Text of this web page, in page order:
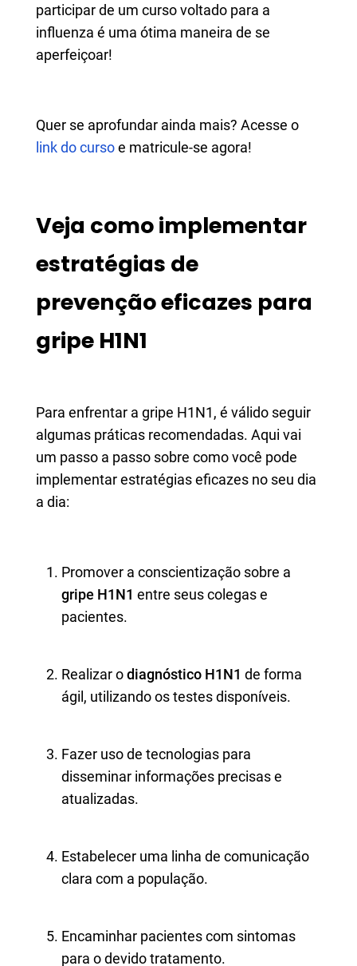
participar de um curso voltado para a
influenza é uma ótima maneira de se
aperfeiçoar!
Quer se aprofundar ainda mais? Acesse o
link do cursoe matricule-se agora!
Veja como implementar
estratégias de
prevenção eficazes para
gripe H1N1
Para enfrentar a gripe H1N1, é válido seguir
algumas práticas recomendadas. Aqui vai
um passo a passo sobre como você pode
implementar estratégias eficazes no seu dia
a dia:
Promover a conscientização sobre a
gripe H1N1 entre seus colegas e
pacientes.
Realizar odiagnóstico H1N1 de forma
ágil, utilizando os testes disponíveis.
Fazer uso de tecnologias para
disseminar informações precisas e
atualizadas.
Estabelecer uma linha de comunicação
clara com a população.
Encaminhar pacientes com sintomas
para o devido tratamento.